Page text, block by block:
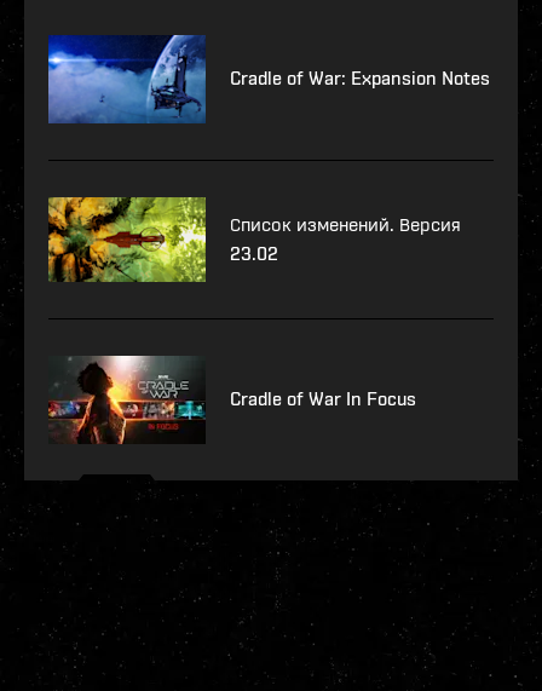
Cradle of War: Expansion Notes
Список изменений. Версия
23.02
Cradle of War In Focus